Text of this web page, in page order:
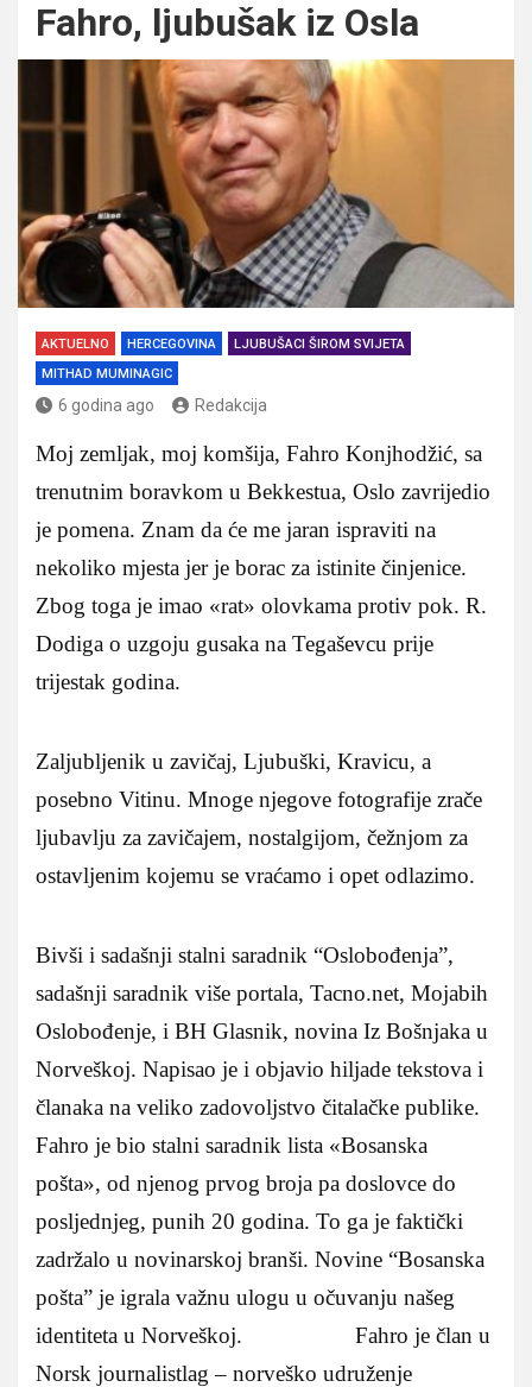
Fahro, ljubušak iz Osla
AKTUELNO HERCEGOVINA
LJUBUŠACI ŠIROM SVIJETA
MITHAD MUMINAGIC
6 godina ago Redakcija
Moj zemljak, moj komšija, Fahro Konjhodžić, sa
trenutnim boravkom u Bekkestua, Oslo zavrijedio
je pomena. Znam da će me jaran ispraviti na
nekoliko mjesta jer je borac za istinite činjenice.
Zbog toga je imao «rat» olovkama protiv pok. R.
Dodiga o uzgoju gusaka na Tegaševcu prije
trijestak godina.
Zaljubljenik u zavičaj, Ljubuški, Kravicu, a
posebno Vitinu. Mnoge njegove fotografije zrače
ljubavlju za zavičajem, nostalgijom, čežnjom za
ostavljenim kojemu se vraćamo i opet odlazimo.
Bivši i sadašnji stalni saradnik “Oslobođenja”,
sadašnji saradnik više portala, Tacno.net, Mojabih
Oslobođenje, i BH Glasnik, novina Iz Bošnjaka u
Norveškoj. Napisao je i objavio hiljade tekstova i
članaka na veliko zadovoljstvo čitalačke publike.
Fahro je bio stalni saradnik lista «Bosanska
pošta», od njenog prvog broja pa doslovce do
posljednjeg, punih 20 godina. To ga je faktički
zadržalo u novinarskoj branši. Novine “Bosanska
pošta” je igrala važnu ulogu u očuvanju našeg
identiteta u Norveškoj. Fahro je član u
Norsk journalistlag – norveško udruženje